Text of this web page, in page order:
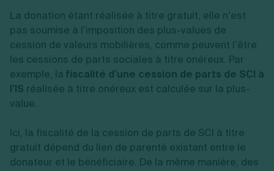
La donation étant réalisée à titre gratuit, elle n’est
pas soumise à l’imposition des plus-values de
cession de valeurs mobilières, comme peuvent l’être
les cessions de parts sociales à titre onéreux. Par
exemple, la fiscalité d’une cession de parts de SCI à
l’IS réalisée à titre onéreux est calculée sur la plus-
value.
Ici, la fiscalité de la cession de parts de SCI à titre
gratuit dépend du lien de parenté existant entre le
donateur et le bénéficiaire. De la même manière, des